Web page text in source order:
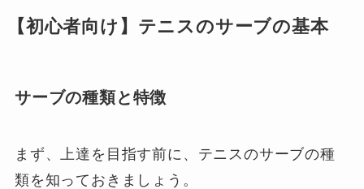
【初心者向け】テニスのサーブの基本
サーブの種類と特徴
まず、上達を目指す前に、テニスのサーブの種
類を知っておきましょう。